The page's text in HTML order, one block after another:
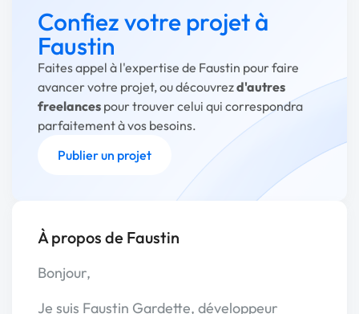
Confiez votre projet à
Faustin
Faites appel à l'expertise de Faustin pour faire
avancer votre projet, ou découvrezd'autres
freelances pour trouver celui qui correspondra
parfaitement à vos besoins.
Publier un projet
À propos de Faustin
Bonjour,
Je suis Faustin Gardette, développeur